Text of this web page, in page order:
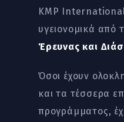
KMP
υγειονομικά από
Έρευνας και
Όσοι έχουν
και τα τέσσερα
προγράμματος,